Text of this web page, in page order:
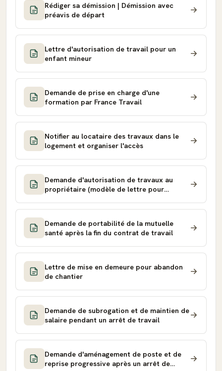
Rédiger sa démission | Démission avec
préavis de départ
Lettre d'autorisation de travail pour un
enfant mineur
Demande de prise en charge d'une
formation par France Travail
Notifier au locataire des travaux dans le
logement et organiser l'accès
Demande d'autorisation de travaux au
propriétaire (modèle de lettre pour
Demande de portabilité de la mutuelle
santé après la fin du contrat de travail
Lettre de mise en demeure pour abandon
de chantier
Demande de subrogation et de maintien de
salaire pendant un arrêt de travail
Demande d'aménagement de poste et de
reprise progressive après un arrêt de